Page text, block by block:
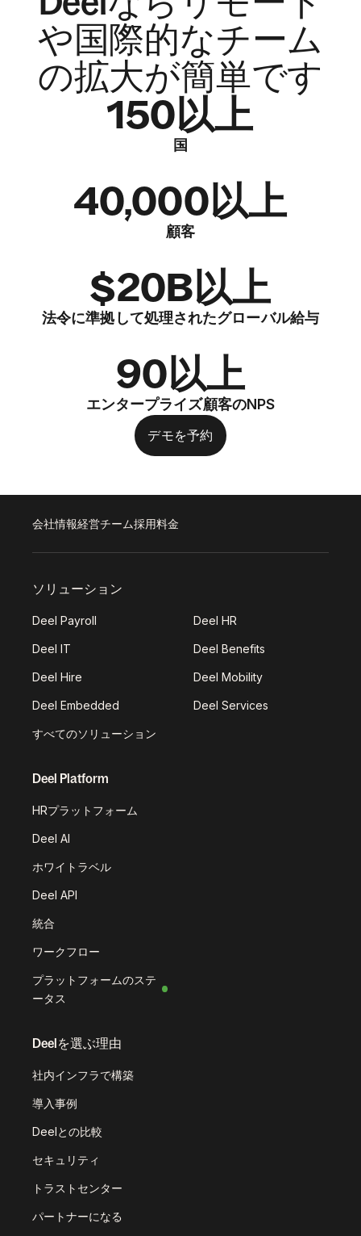
や国際的なチーム
の拡大が簡単です
150以上
国
40,000以上
顧客
$20B以上
法令に準拠して処理されたグローバル給与
90以上
エンタープライズ顧客のNPS
デモを予約
会社情報経営チーム採用料金
ソリューション
Deel Payroll Deel HR
Deel IT Deel Benefits
Deel Hire Deel Mobility
Deel Embedded Deel Services
すべてのソリューション
Deel Platform
HRプラットフォーム
Deel AI
ホワイトラベル
Deel API
統合
ワークフロー
プラットフォームのステ
ータス
Deelを選ぶ理由
社内インフラで構築
導入事例
Deelとの比較
セキュリティ
トラストセンター
パートナーになる